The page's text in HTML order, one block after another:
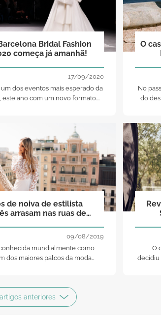
Bridal Fashion
começa já amanhã!
17/09/2020
dos eventos mais esperado da
este ano com um novo formato.
a passarela da VBBFW!
O
No
do
de noiva de estilista
arrasam nas ruas de
09/08/2019
mundialmente como
dos maiores palcos da moda
assim transmitir a fusão entre
da cidade e o carácter
das suas coleções
O
decidiu
anteriores